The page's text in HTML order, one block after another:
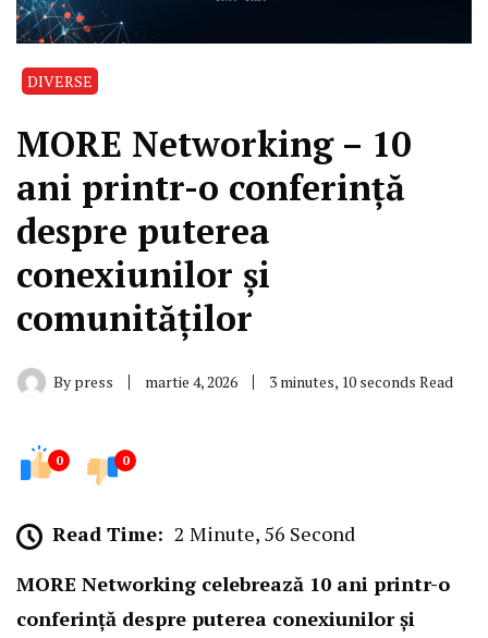
DIVERSE
MORE Networking – 10
ani printr-o conferință
despre puterea
conexiunilor și
comunităților
By press martie 4, 2026 3 minutes, 10 seconds Read
0 0
Read Time: 2 Minute, 56 Second
MORE Networking celebrează 10 ani printr-o
conferință despre puterea conexiunilor și